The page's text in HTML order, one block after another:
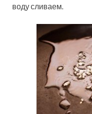
воду сливаем.